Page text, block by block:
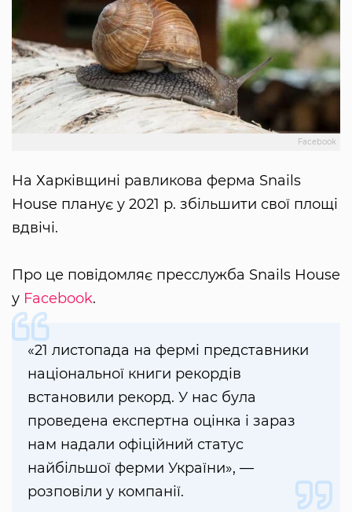
Facebook
На Харківщині равликова ферма Snails
House планує у 2021 р. збільшити свої площі
вдвічі.
Про це повідомляє пресслужба Snails House
у Facebook.
«21 листопада на фермі представники
національної книги рекордів
встановили рекорд. У нас була
проведена експертна оцінка і зараз
нам надали офіційний статус
найбільшої ферми України», —
розповіли у компанії.